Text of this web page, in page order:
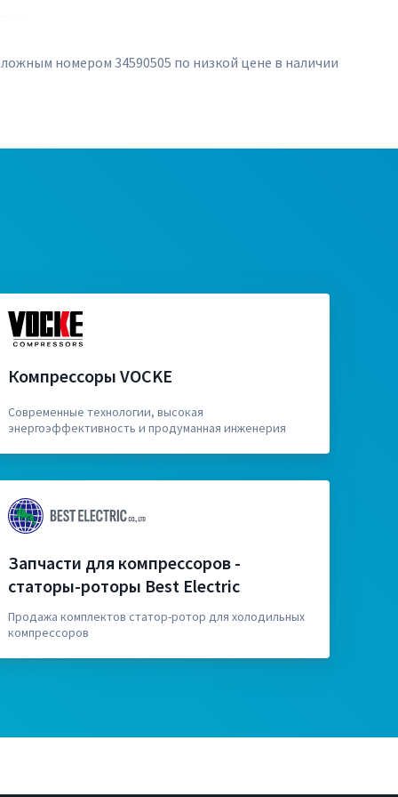
номером 34590505 по низкой цене в наличии
Компрессоры VOCKE
Современные технологии, высокая
энергоэффективность и продуманная инженерия
Запчасти для компрессоров -
статоры-роторы Best Electric
Продажа комплектов статор-ротор для холодильных
компрессоров